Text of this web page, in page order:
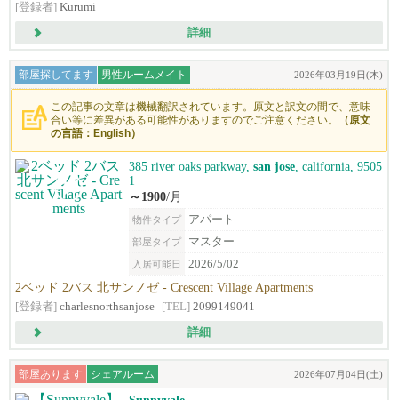
[登録者] Kurumi
詳細
部屋探してます 男性ルームメイト 2026年03月19日(木)
この記事の文章は機械翻訳されています。原文と訳文の間で、意味
合い等に差異がある可能性がありますのでご注意ください。
（原文
の言語：English）
385 river oaks parkway, san jose , california, 9505
1
～1900/月
物件タイプ アパート
部屋タイプ マスター
入居可能日 2026/5/02
2ベッド 2バス 北サンノゼ - Crescent Village Apartments
[登録者] charlesnorthsanjose [TEL] 2099149041
詳細
部屋あります シェアルーム 2026年07月04日(土)